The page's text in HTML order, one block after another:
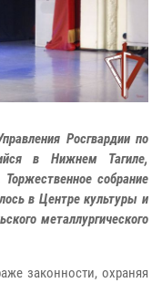
Росгвардии по
в Нижнем Тагиле,
собрание
в Центре культуры и
металлургического
законности, охраняя